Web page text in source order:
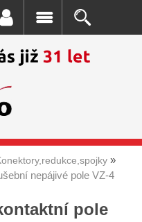
nepájivé pole VZ-4
pole